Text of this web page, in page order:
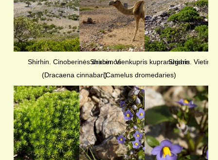
Shirhin. Cinoberinės dracenos
(Dracaena cinnabari)
Shirhin. Vienkupris kupranugaris
(Camelus dromedaries)
Shirhin.